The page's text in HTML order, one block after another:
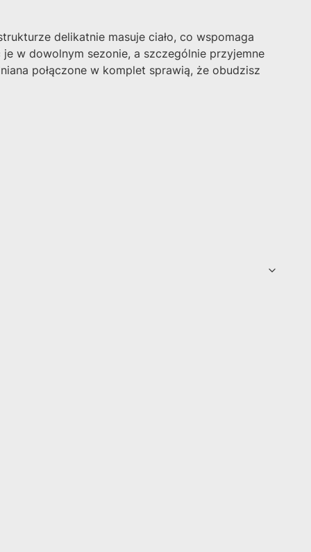
delikatnie masuje ciało, co wspomaga
w dowolnym sezonie, a szczególnie przyjemne
połączone w komplet sprawią, że obudzisz